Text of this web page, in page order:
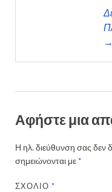
→
Αφήστε μια
Η ηλ. διεύθυνση σας δεν
σημειώνονται με *
ΣΧΌΛΙΟ*